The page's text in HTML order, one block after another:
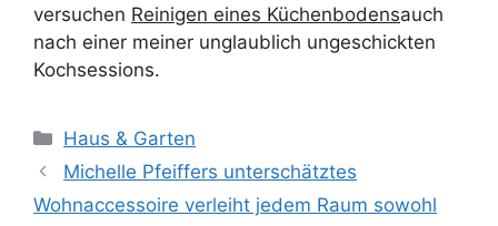
versuchen Reinigen eines Küchenbodensauch
nach einer meiner unglaublich ungeschickten
Kochsessions.
Kategorien
Haus & Garten
Michelle Pfeiffers unterschätztes
Wohnaccessoire verleiht jedem Raum sowohl